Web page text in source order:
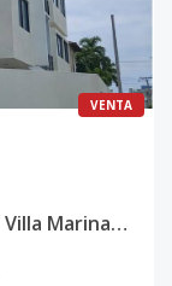
VENTA
Apartamento de 2 habitaciones en Villa Marina/Listo para entrega